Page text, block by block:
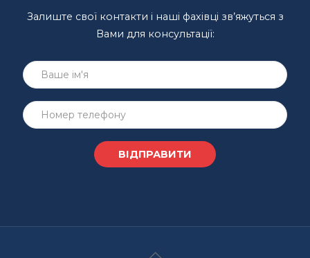
Залиште свої контакти і наші фахівці зв’яжуться з
Вами для консультації: